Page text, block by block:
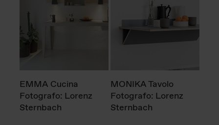
EMMA Cucina
Fotografo: Lorenz
Sternbach
MONIKA Tavolo
Fotografo: Lorenz
Sternbach